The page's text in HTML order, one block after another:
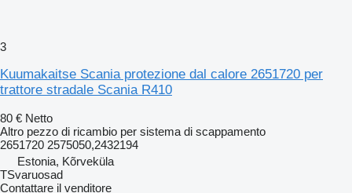
3
Kuumakaitse Scania protezione dal calore 2651720 per
trattore stradale Scania R410
80 € Netto
Altro pezzo di ricambio per sistema di scappamento
2651720 2575050,2432194
Estonia, Kõrveküla
TSvaruosad
Contattare il venditore